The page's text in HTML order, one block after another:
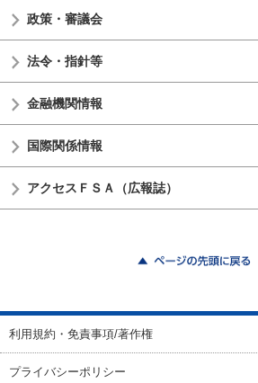
政策・審議会
法令・指針等
金融機関情報
国際関係情報
アクセスＦＳＡ（広報誌）
利用規約・免責事項/著作権
プライバシーポリシー